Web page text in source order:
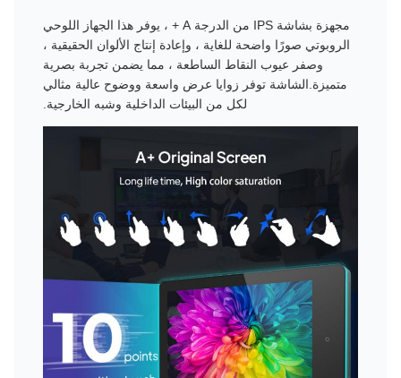
مجهزة بشاشة IPS من الدرجة A + ، يوفر هذا الجهاز اللوحي
الروبوتي صورًا واضحة للغاية ، وإعادة إنتاج الألوان الحقيقية ،
وصفر عيوب النقاط الساطعة ، مما يضمن تجربة بصرية
متميزة.الشاشة توفر زوايا عرض واسعة ووضوح عالية مثالي
لكل من البيئات الداخلية وشبه الخارجية.